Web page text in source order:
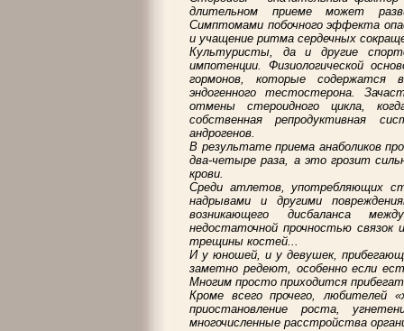
длительном приеме может
Симптомами побочного эффекта
и учащение ритма сердечных
Культуристы, да и другие
импотенции. Физиологической
гормонов, которые содержатся
эндогенного тестостерона.
отмены стероидного цикла,
собственная репродуктивная
андрогенов.
В результате приема анаболиков
два-четыре раза, а это грозит
крови.
Среди атлетов, употребляющих
надрывами и другими
возникающего дисбаланса
недостаточной прочностью
трещины костей...
И у юношей, и у девушек,
заметно редеют, особенно если
Многим просто приходится
Кроме всего прочего, любителей
приостановление роста,
многочисленные расстройства